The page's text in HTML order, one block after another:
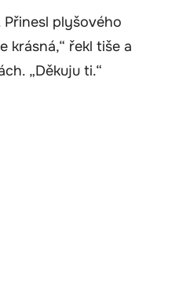
plyšového
krásná,“ řekl tiše a
„Děkuju ti.“